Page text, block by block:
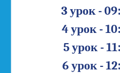
3 урок -
4 урок -
5 урок -
6 урок -